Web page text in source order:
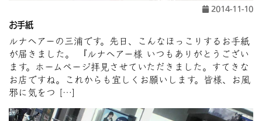
2014-11-10
お手紙
ルナヘアーの三浦です。先日、こんなほっこりするお手紙
が届きました。 『ルナヘアー様 いつもありがとうござい
ます。ホームページ拝見させていただきました。すてきな
お店ですね。これからも宜しくお願いします。皆様、お風
邪に気をつ […]